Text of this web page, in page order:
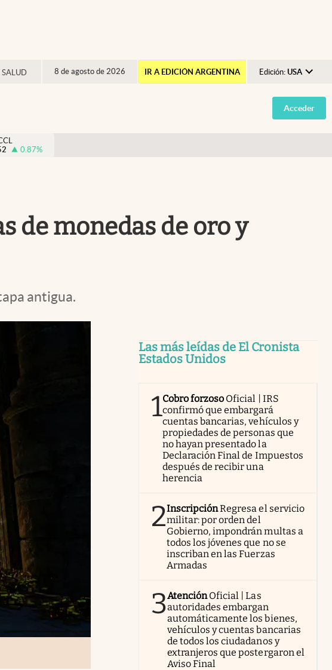
8 de agosto de 2026 IR A EDICIÓN ARGENTINA Edición: USA
Argentina
España
Acceder
0.87%
de monedas de oro y
antigua.
Las más leídas de El Cronista
Estados Unidos
1Cobro forzoso Oficial | IRS
confirmó que embargará
cuentas bancarias, vehículos y
propiedades de personas que
no hayan presentado la
Declaración Final de Impuestos
después de recibir una
herencia
2InscripciónRegresa el servicio
militar: por orden del
Gobierno, impondrán multas a
todos los jóvenes que no se
inscriban en las Fuerzas
Armadas
3AtenciónOficial | Las
autoridades embargan
automáticamente los bienes,
vehículos y cuentas bancarias
de todos los ciudadanos y
extranjeros que postergaron el
Aviso Final